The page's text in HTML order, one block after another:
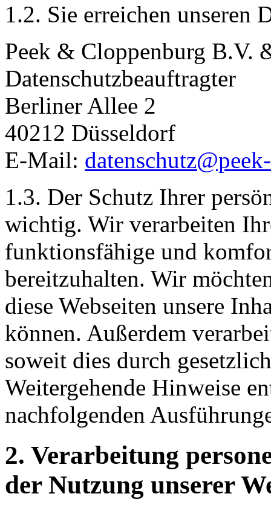
1.2. Sie erreichen unseren
Peek & Cloppenburg B.V.
Datenschutzbeauftragter
Berliner Allee 2
40212 Düsseldorf
E-Mail:
1.3. Der Schutz Ihrer
wichtig. Wir verarbeiten
funktionsfähige und
bereitzuhalten. Wir
diese Webseiten unsere
können. Außerdem
soweit dies durch
Weitergehende Hinweise
nachfolgenden
2. Verarbeitung
der Nutzung unserer